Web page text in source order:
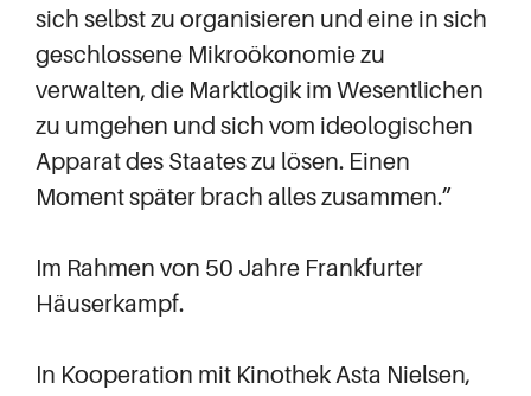
sich selbst zu organisieren und eine in sich
geschlossene Mikroökonomie zu
verwalten, die Marktlogik im Wesentlichen
zu umgehen und sich vom ideologischen
Apparat des Staates zu lösen. Einen
Moment später brach alles zusammen.”
Im Rahmen von 50 Jahre Frankfurter
Häuserkampf.
In Kooperation mit Kinothek Asta Nielsen,